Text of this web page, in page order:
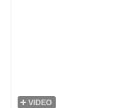
VIDEO